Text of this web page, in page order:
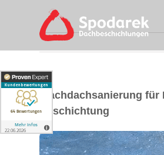
Flachdachsanierung
Beschichtung